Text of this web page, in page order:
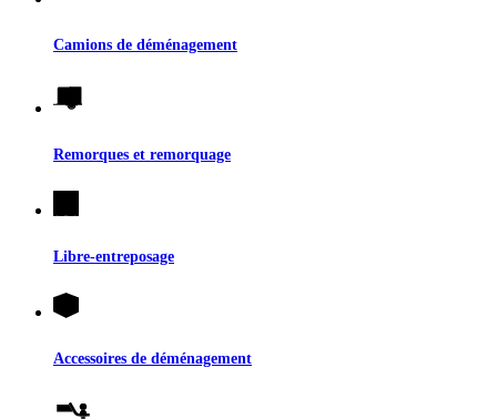
Camions de déménagement
Remorques et remorquage
Libre-entreposage
Accessoires de déménagement